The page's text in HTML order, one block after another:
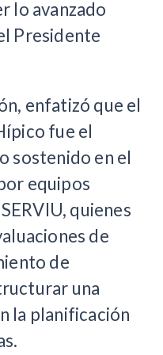
lo avanzado
Presidente
enfatizó que el
fue el
sostenido en el
equipos
quienes
de
de
una
la planificación